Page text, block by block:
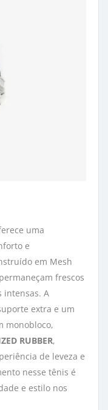
uma
e
em Mesh
frescos
intensas. A
extra e um
monobloco,
RUBBER,
de leveza e
nesse tênis é
e estilo nos